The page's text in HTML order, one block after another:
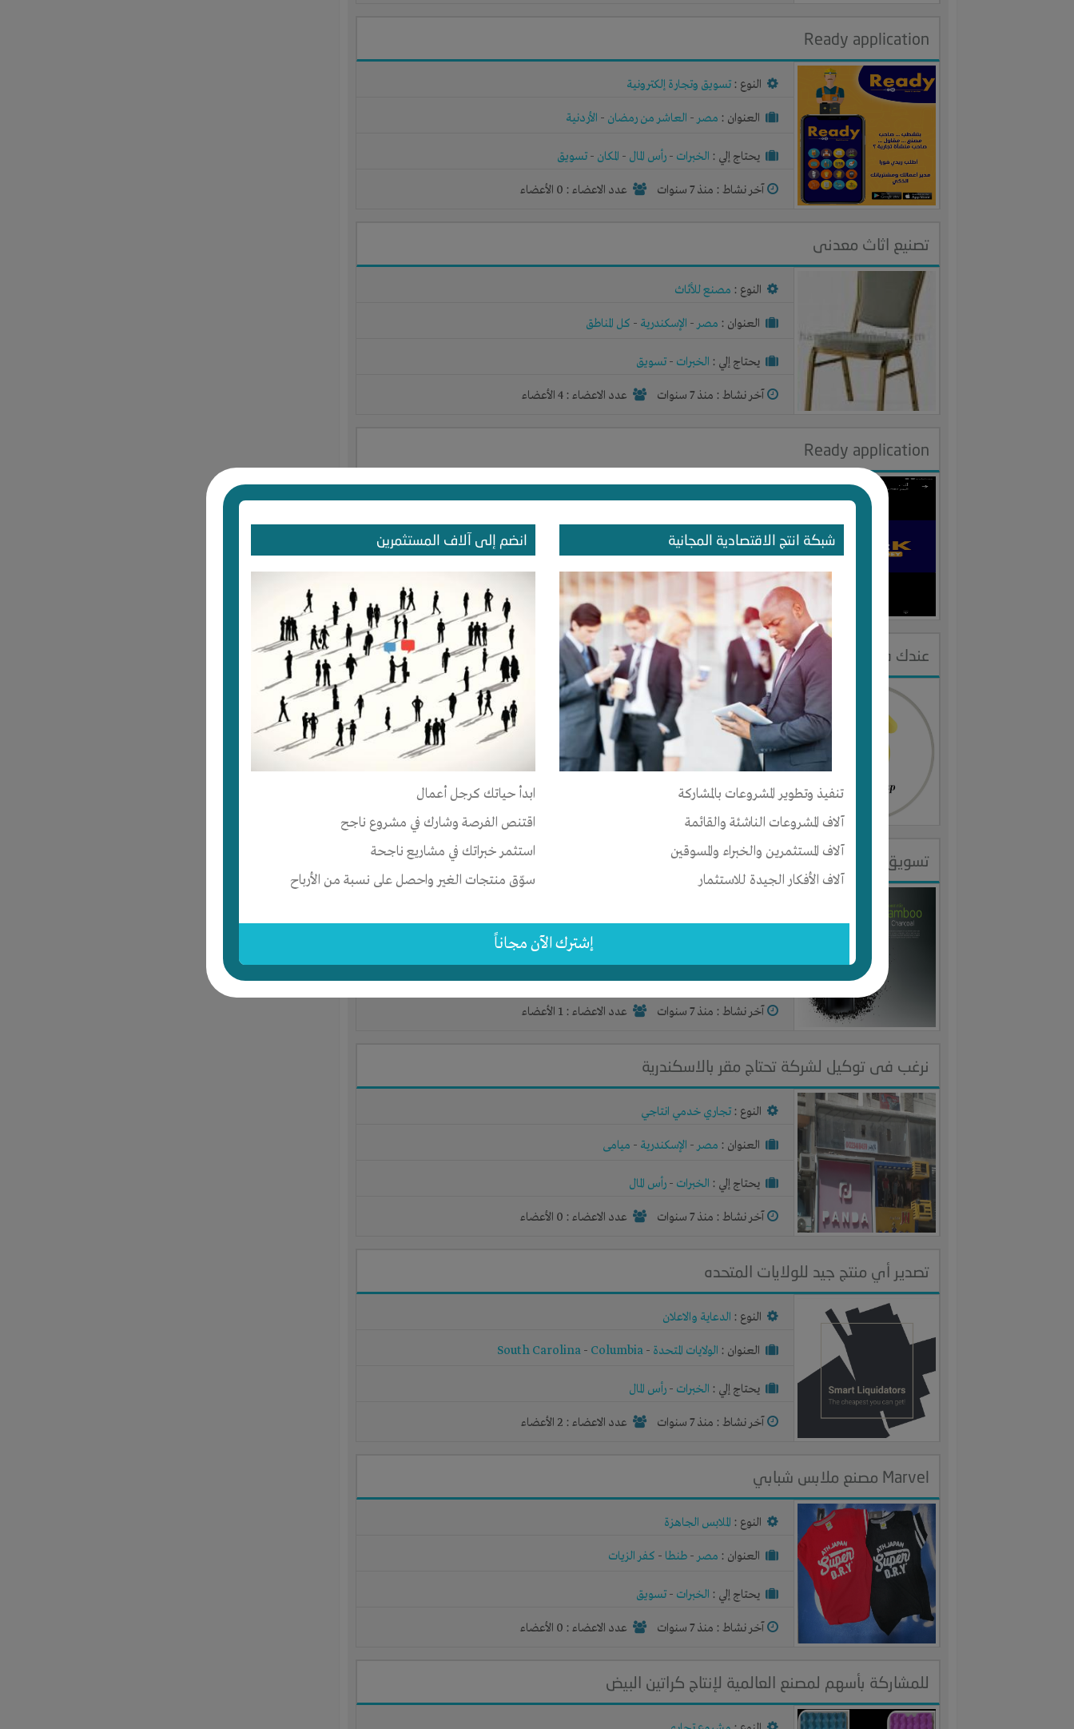
شبكة انتج الاقتصادية المجانية
تنفيذ وتطوير المشروعات بالمشاركة
آلاف المشروعات الناشئة والقائمة
آلاف المستثمرين والخبراء والمسوقين
آلاف الأفكار الجيدة للاستثمار
انضم إلى آلاف المستثمرين
ابدأ حياتك كرجل أعمال
اقتنص الفرصة وشارك في مشروع ناجح
استثمر خبراتك في مشاريع ناجحة
سوّق منتجات الغير واحصل على نسبة من الأرباح
إشترك الآن مجاناً
Ready application
النوع : تسويق وتجارة إلكترونية
العنوان : مصر- العاشر من رمضان - الأردنية
يحتاج إلي : الخبرات - رأس المال - المكان - تسويق
آخر نشاط : منذ 7 سنوات عدد الاعضاء : 0 الأعضاء
تصنيع اثاث معدنى
النوع : مصنع للأثاث
العنوان : مصر- الإسكندرية - كل المناطق
يحتاج إلي : الخبرات - تسويق
آخر نشاط : منذ 7 سنوات عدد الاعضاء : 4 الأعضاء
Ready application
العنوان :مصر-القاهرة-كل المناطق
يحتاج إلي :الخبرات-رأس المال-المكان-تسويق
آخر نشاط : منذ 7 سنوات عدد الاعضاء : 3 الأعضاء
عندك فكره ذكيه و مش متكرره و محتاج حد يشاركك كلمنا
النوع :منوع
العنوان : الإسكندرية- كل المناطق
يحتاج إلي :الخبرات
تسويق ومبيعات
يحتاج إلي :الخبرات-رأس المال-المكان-تسويق
آخر نشاط : منذ 7 سنوات عدد الاعضاء : 1 الأعضاء
نرغب فى توكيل لشركة تحتاج مقر بالاسكندرية
النوع : تجاري خدمي انتاجي
العنوان : مصر- الإسكندرية - ميامى
يحتاج إلي : الخبرات - رأس المال
آخر نشاط : منذ 7 سنوات عدد الاعضاء : 0 الأعضاء
تصدير أي منتج جيد للولايات المتحده
النوع : الدعاية والاعلان
العنوان : الولايات المتحدة -
South Carolina - Columbia
يحتاج إلي : الخبرات - رأس المال
آخر نشاط : منذ 7 سنوات عدد الاعضاء : 2 الأعضاء
Marvel مصنع ملابس شبابي
النوع : الملابس الجاهزة
العنوان : مصر- طنطا - كفر الزيات
يحتاج إلي : الخبرات - تسويق
آخر نشاط : منذ 7 سنوات عدد الاعضاء : 0 الأعضاء
للمشاركة بأسهم لمصنع العالمية لإنتاج كراتين البيض